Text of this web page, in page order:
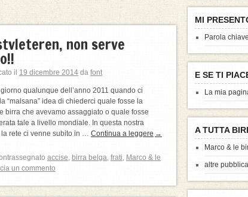
non serve
il 19 dicembre 2014 da font
giorno qualunque dell’anno 2011 quando ci
“malsana” idea di chiederci quale fosse la
birra che avevamo assaggiato o quale fosse
tale a livello mondiale. In questa nostra
la rete ci venne subito in … Continua a leggere →
accise, birra belga, frati, Marco & le
un commento
MI
Parola
E SE TI
La mia
A TUTTA
Marco & le
altre